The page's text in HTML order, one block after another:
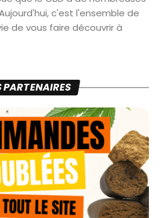
c'est l'ensemble de
de vous faire découvrir à
PARTENAIRES